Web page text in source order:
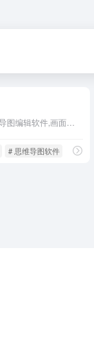
# 思维导图软件